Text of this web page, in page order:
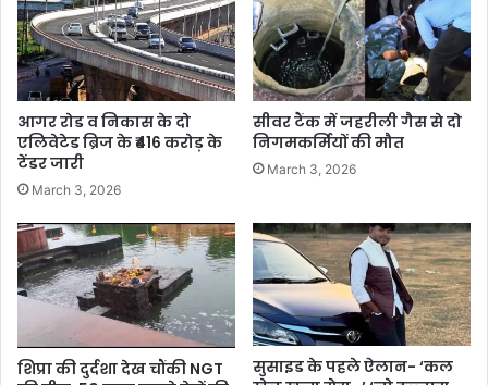
आगर रोड व निकास के दो
एलिवेटेड ब्रिज के ₹416 करोड़ के
टेंडर जारी
March 3, 2026
सीवर टैंक में जहरीली गैस से दो
निगमकर्मियों की मौत
March 3, 2026
शिप्रा की दुर्दशा देख चौंकी NGT
सुसाइड के पहले ऐलान- ‘कल